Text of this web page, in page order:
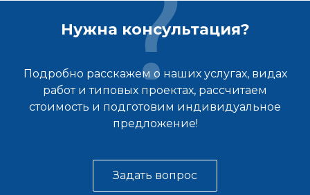
Нужна консультация?
Подробно расскажем о наших услугах, видах
работ и типовых проектах, рассчитаем
стоимость и подготовим индивидуальное
предложение!
Задать вопрос